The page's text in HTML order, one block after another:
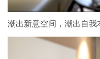
潮出新意空间，潮出自我